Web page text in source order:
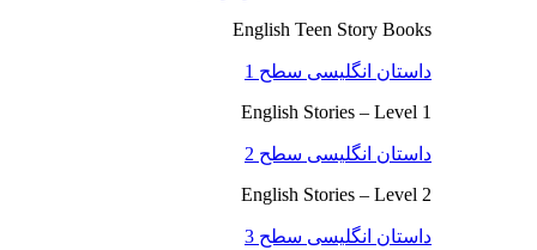
English Teen Story Books
داستان انگلیسی سطح 1
English Stories – Level 1
داستان انگلیسی سطح 2
English Stories – Level 2
داستان انگلیسی سطح 3